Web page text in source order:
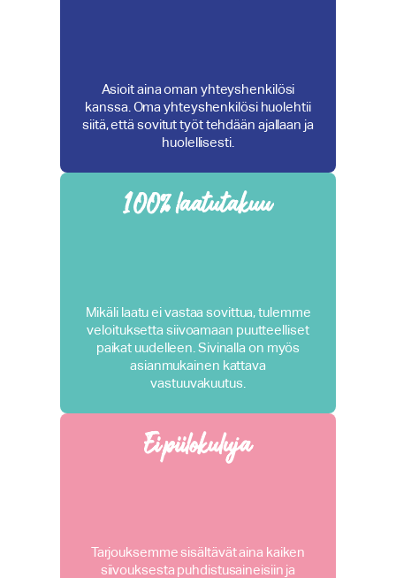
Asioit aina oman yhteyshenkilösi
kanssa. Oma yhteyshenkilösi huolehtii
siitä, että sovitut työt tehdään ajallaan ja
huolellisesti.
100% laatutakuu
Mikäli laatu ei vastaa sovittua, tulemme
veloituksetta siivoamaan puutteelliset
paikat uudelleen. Sivinalla on myös
asianmukainen kattava
vastuuvakuutus.
Ei piilokuluja
Tarjouksemme sisältävät aina kaiken
siivouksesta puhdistusaineisiin ja